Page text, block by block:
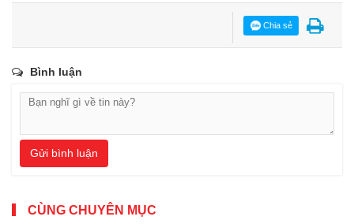
Chia sẻ
Bình luận
Gửi bình luận
CÙNG CHUYÊN MỤC